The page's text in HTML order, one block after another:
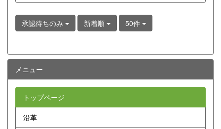
承認待ちのみ 新着順 50件
メニュー
トップページ
沿革